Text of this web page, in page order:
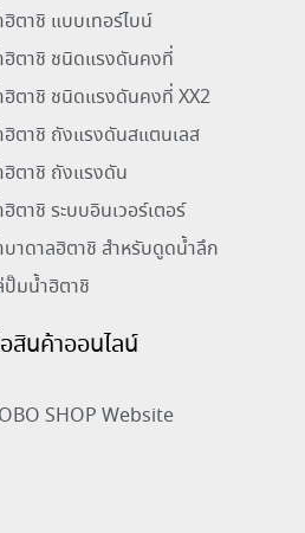
ตาชิ แบบเทอร์ไบน์
ฮิตาชิ ชนิดแรงดันคงที่
ตาชิ ชนิดแรงดันคงที่ XX2
ตาชิ ถังแรงดันสแตนเลส
ตาชิ ถังแรงดัน
ตาชิ ระบบอินเวอร์เตอร์
าดาลฮิตาชิ สำหรับดูดน้ำลึก
ปั๊มน้ำฮิตาชิ
สินค้าออนไลน์
SHOP Website